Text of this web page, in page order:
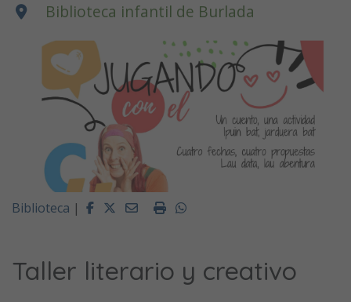
Biblioteca infantil de Burlada
Biblioteca | FacebookTwitterEmailImprimirWhatsapp
Taller literario y creativo